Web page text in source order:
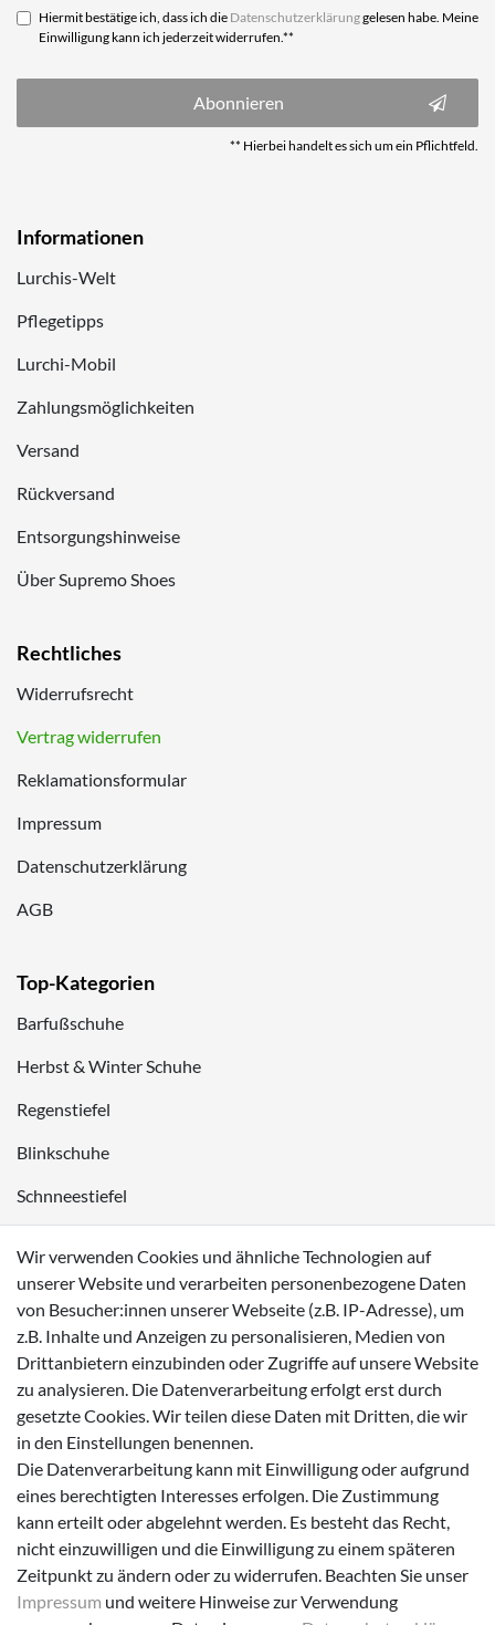
Hiermit bestätige ich, dass ich die Daten­schutz­erklärunggelesen habe. Meine
Einwilligung kann ich jederzeit widerrufen.**
Abonnieren
** Hierbei handelt es sich um ein Pflichtfeld.
Informationen
Lurchis-Welt
Pflegetipps
Lurchi-Mobil
Zahlungsmöglichkeiten
Versand
Rückversand
Entsorgungshinweise
Über Supremo Shoes
Rechtliches
Widerrufsrecht
Vertrag widerrufen
Reklamationsformular
Impressum
Datenschutzerklärung
AGB
Top-Kategorien
Barfußschuhe
Herbst & Winter Schuhe
Regenstiefel
Blinkschuhe
Schnneestiefel
Sneaker
Zahlungsmöglichkeiten
Versanddienstleister
Wir verwenden Cookies und ähnliche Technologien auf
unserer Website und verarbeiten personenbezogene Daten
von Besucher:innen unserer Webseite (z.B. IP-Adresse), um
z.B. Inhalte und Anzeigen zu personalisieren, Medien von
Drittanbietern einzubinden oder Zugriffe auf unsere Website
zu analysieren. Die Datenverarbeitung erfolgt erst durch
gesetzte Cookies. Wir teilen diese Daten mit Dritten, die wir
in den Einstellungen benennen.
Die Datenverarbeitung kann mit Einwilligung oder aufgrund
eines berechtigten Interesses erfolgen. Die Zustimmung
kann erteilt oder abgelehnt werden. Es besteht das Recht,
nicht einzuwilligen und die Einwilligung zu einem späteren
Zeitpunkt zu ändern oder zu widerrufen. Beachten Sie unser
Impressum und weitere Hinweise zur Verwendung